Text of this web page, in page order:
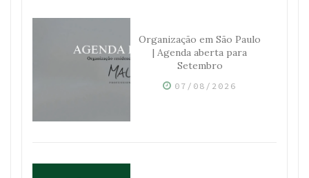
Organização em São Paulo
| Agenda aberta para
Setembro
07/08/2026